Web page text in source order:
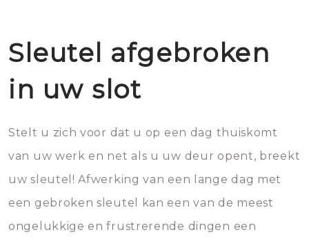
Sleutel afgebroken
in uw slot
Stelt u zich voor dat u op een dag thuiskomt
van uw werk en net als u uw deur opent, breekt
uw sleutel! Afwerking van een lange dag met
een gebroken sleutel kan een van de meest
ongelukkige en frustrerende dingen een